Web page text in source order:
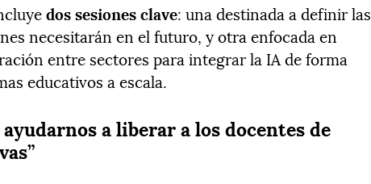
dos sesiones clave: una destinada a definir las
necesitarán en el futuro, y otra enfocada en
entre sectores para integrar la IA de forma
educativos a escala.
a liberar a los docentes de